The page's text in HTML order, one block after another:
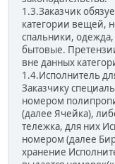
1.3.Заказчик
категории вещей,
спальники,
бытовые.
вне данных
1.4.Исполнитель
Заказчику
номером
(далее Ячейка),
тележка, для них
номером (далее
хранение